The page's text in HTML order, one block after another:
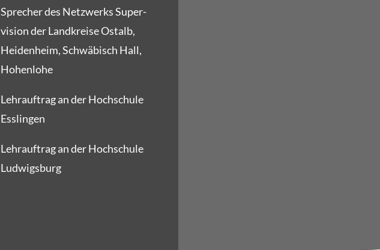
Spre­cher des Netz­werks Super­
vi­si­on der Land­krei­se Ost­alb,
Hei­den­heim, Schwä­bisch Hall,
Hohenlohe
Lehr­auf­trag an der Hoch­schu­le
Esslingen
Lehr­auf­trag an der Hoch­schu­le
Ludwigsburg